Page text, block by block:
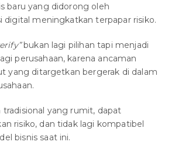
baru yang didorong oleh
digital meningkatkan terpapar risiko.
bukan lagi pilihan tapi menjadi
perusahaan, karena ancaman
yang ditargetkan bergerak di dalam
tradisional yang rumit, dapat
risiko, dan tidak lagi kompatibel
bisnis saat ini.